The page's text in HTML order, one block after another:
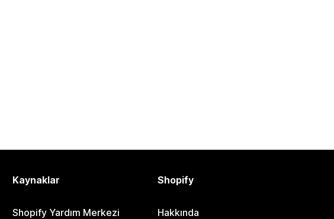
Kaynaklar
Shopify Yardım Merkezi
Shopify
Hakkında